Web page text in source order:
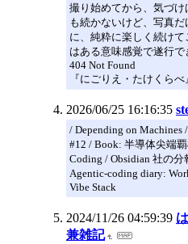
撮り始めてから、気づ
も続かないけど、写真
に、純粋に楽しく続け
はある意味感覚で遂行
404 Not Found
『にごりえ・たけくらべ
2026/06/25 16:16:35
/ Depending on
#12 / Book: 半導体尖端
Coding / Obsidian 社の分
Agentic-coding diary:
Vibe Stack
2024/11/26 04:59:39
兼雑記